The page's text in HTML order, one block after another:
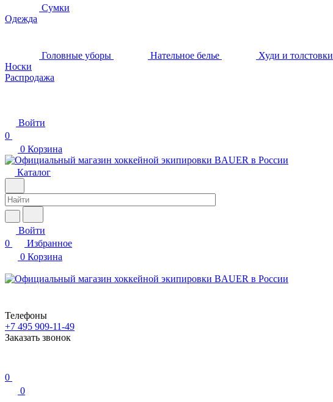
Сумки
Одежда
Головные уборы Нательное белье Худи и толстовки
Носки
Распродажа
Войти
0
0 Корзина
Каталог
Войти
0
Избранное
0 Корзина
Телефоны
+7 495 909-11-49
Заказать звонок
0
0